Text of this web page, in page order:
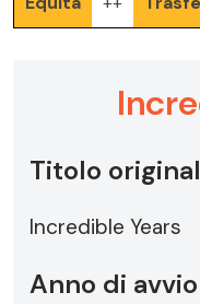
Titolo
Incredible Years
Anno di avvio